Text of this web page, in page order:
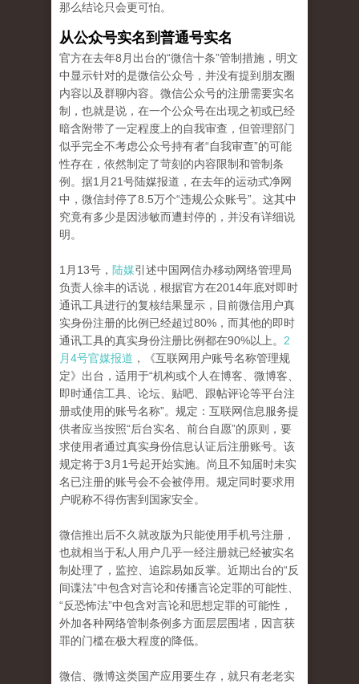
那么结论只会更可怕。
从公众号实名到普通号实名
官方在去年8月出台的“微信十条”管制措施，明文
中显示针对的是微信公众号，并没有提到朋友圈
内容以及群聊内容。微信公众号的注册需要实名
制，也就是说，在一个公众号在出现之初或已经
暗含附带了一定程度上的自我审查，但管理部门
似乎完全不考虑公众号持有者“自我审查”的可能
性存在，依然制定了苛刻的内容限制和管制条
例。据1月21号陆媒报道，在去年的运动式净网
中，微信封停了8.5万个“违规公众账号”。这其中
究竟有多少是因涉敏而遭封停的，并没有详细说
明。
1月13号， 陆媒引述中国网信办移动网络管理局
负责人徐丰的话说，根据官方在2014年底对即时
通讯工具进行的复核结果显示，目前微信用户真
实身份注册的比例已经超过80%，而其他的即时
通讯工具的真实身份注册比例都在90%以上。 2
月4号官媒报道 ，《互联网用户账号名称管理规
定》出台，适用于“机构或个人在博客、微博客、
即时通信工具、论坛、贴吧、跟帖评论等平台注
册或使用的账号名称”。规定：互联网信息服务提
供者应当按照“后台实名、前台自愿”的原则，要
求使用者通过真实身份信息认证后注册账号。该
规定将于3月1号起开始实施。尚且不知届时未实
名已注册的账号会不会被停用。规定同时要求用
户昵称不得伤害到国家安全。
微信推出后不久就改版为只能使用手机号注册，
也就相当于私人用户几乎一经注册就已经被实名
制处理了，监控、追踪易如反掌。近期出台的“反
间谍法”中包含对言论和传播言论定罪的可能性、
“反恐怖法”中包含对言论和思想定罪的可能性，
外加各种网络管制条例多方面层层围堵，因言获
罪的门槛在极大程度的降低。
微信、微博这类国产应用要生存，就只有老老实